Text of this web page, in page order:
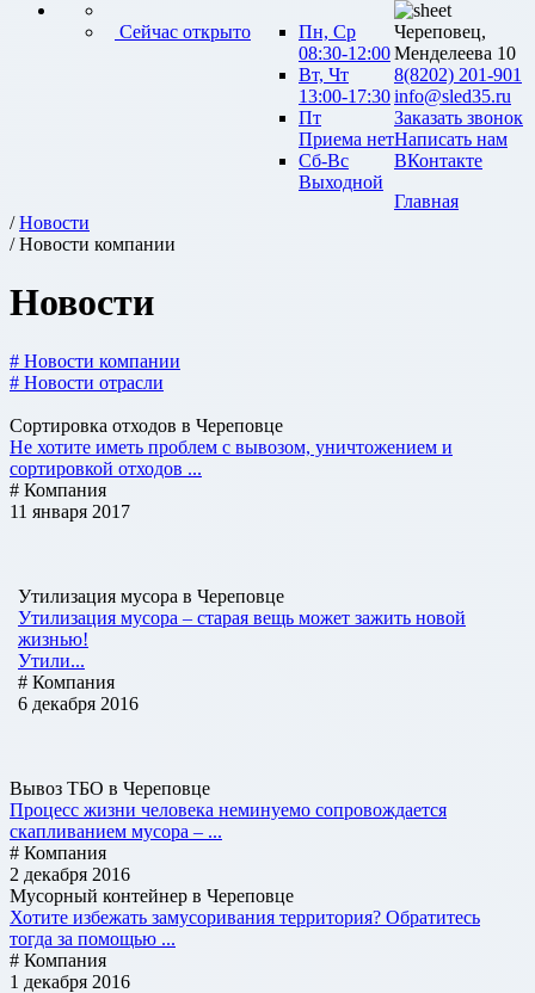
Сейчас открыто
Пн, Ср
08:30-12:00
Вт, Чт
13:00-17:30
Пт
Приема нет
Сб-Вс
Выходной
Череповец,
Менделеева 10
8(8202) 201-901
info@sled35.ru
Заказать звонок
Написать нам
ВКонтакте
Главная
/Новости
/ Новости компании
Новости
# Новости компании
# Новости отрасли
Сортировка отходов в Череповце
Не хотите иметь проблем с вывозом, уничтожением и
сортировкой отходов ...
# Компания
11 января 2017
Утилизация мусора в Череповце
Утилизация мусора – старая вещь может зажить новой
жизнью!
Утили...
# Компания
6 декабря 2016
Вывоз ТБО в Череповце
Процесс жизни человека неминуемо сопровождается
скапливанием мусора – ...
# Компания
2 декабря 2016
Мусорный контейнер в Череповце
Хотите избежать замусоривания территория? Обратитесь
тогда за помощью ...
# Компания
1 декабря 2016